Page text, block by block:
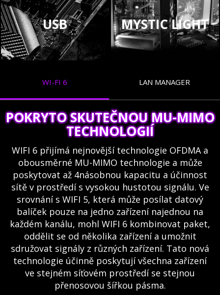
USB MYSTIC LIGHT
WI-FI 6 LAN MANAGER
POKRYTO SKUTEČNOU MU-MIMO
TECHNOLOGIÍ
WIFI 6 přijímá nejnovější technologie OFDMA a
obousměrné MU-MIMO technologie a může
poskytovat až 4násobnou kapacitu a účinnost
sítě v prostředí s vysokou hustotou signálu. Ve
srovnání s WIFI 5, která může posílat datový
balíček pouze na jedno zařízení najednou na
každém kanálu, mohl WIFI 6 kombinovat paket,
oddělit se od několika zařízení a umožnit
sdružovat signály z různých zařízení. Tato nová
technologie účinně poskytují všechna zařízení
ve stejném síťovém prostředí se stejnou
přenosovou šířkou pásma.